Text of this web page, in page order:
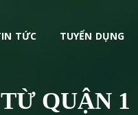
TỨC TUYỂN DỤNG
QUẬN 1